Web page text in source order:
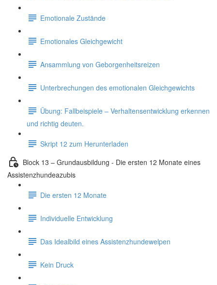
Emotionale Zustände
Emotionales Gleichgewicht
Ansammlung von Geborgenheitsreizen
Unterbrechungen des emotionalen Gleichgewichts
Übung: Fallbeispiele – Verhaltensentwicklung erkennen
und richtig deuten.
Skript 12 zum Herunterladen
Block 13 – Grundausbildung - Die ersten 12 Monate eines
Assistenzhundeazubis
Die ersten 12 Monate
Individuelle Entwicklung
Das Idealbild eines Assistenzhundewelpen
Kein Druck